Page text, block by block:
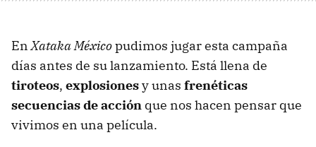
EnXataka Méxicopudimos jugar esta campaña
días antes de su lanzamiento. Está llena de
tiroteos, explosionesy unas frenéticas
secuencias de acción que nos hacen pensar que
vivimos en una película.